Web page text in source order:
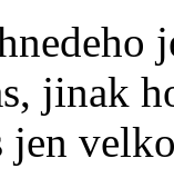
jinak
jen